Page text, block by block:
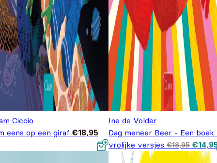
Ciccio
eens op een giraf €18,95
Ine de Volder
Dag meneer Beer - Een boek
vrolijke versjes €18,95 prijs
€